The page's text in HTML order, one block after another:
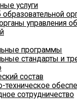
услуги
управления
программы
стандарты и
состав
техническое
сотрудничество